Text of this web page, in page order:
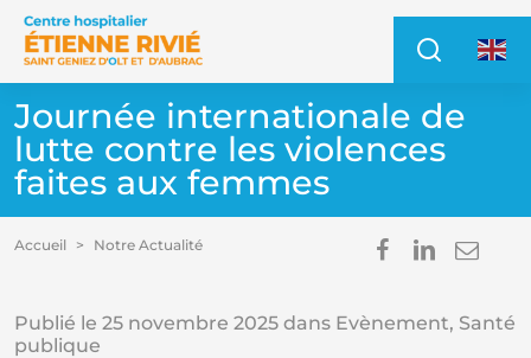
Accéder au contenu
Accéder au menu
Journée internationale de
lutte contre les violences
faites aux femmes
Accueil Notre Actualité Partager
Publié le 25 novembre 2025 dans Evènement, Santé
publique